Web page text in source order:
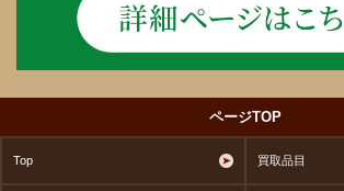
ページTOP
Top 買取品目